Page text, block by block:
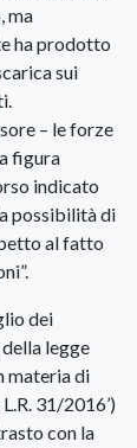
ma
ha prodotto
sui
– le forze
figura
indicato
possibilità di
al fatto
dei
legge
materia di
31/2016’)
con la